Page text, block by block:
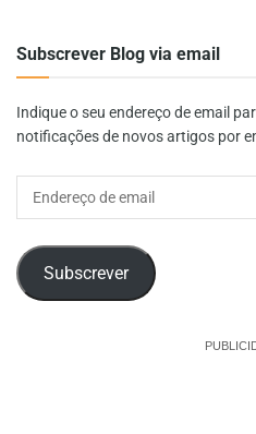
Subscrever Blog via email
Indique o seu endereço de email
notificações de novos artigos por
Subscrever